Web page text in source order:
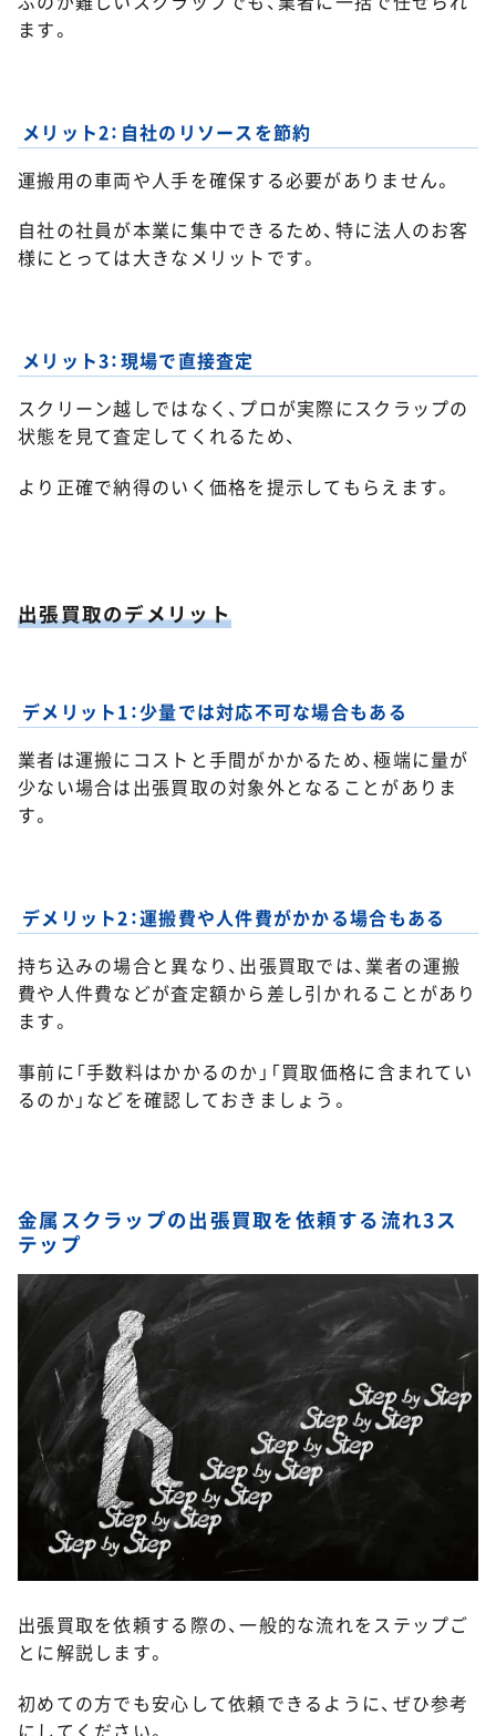
ます。
メリット2：自社のリソースを節約
運搬用の車両や人手を確保する必要がありません。
自社の社員が本業に集中できるため、特に法人のお客
様にとっては大きなメリットです。
メリット3：現場で直接査定
スクリーン越しではなく、プロが実際にスクラップの
状態を見て査定してくれるため、
より正確で納得のいく価格を提示してもらえます。
出張買取のデメリット
デメリット1：少量では対応不可な場合もある
業者は運搬にコストと手間がかかるため、極端に量が
少ない場合は出張買取の対象外となることがありま
す。
デメリット2：運搬費や人件費がかかる場合もある
持ち込みの場合と異なり、出張買取では、業者の運搬
費や人件費などが査定額から差し引かれることがあり
ます。
事前に「手数料はかかるのか」「買取価格に含まれてい
るのか」などを確認しておきましょう。
金属スクラップの出張買取を依頼する流れ3ス
テップ
出張買取を依頼する際の、一般的な流れをステップご
とに解説します。
初めての方でも安心して依頼できるように、ぜひ参考
にしてください。